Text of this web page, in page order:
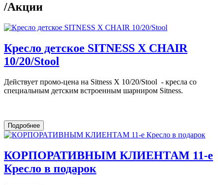
/Акции
Кресло детское SITNESS X CHAIR
10/20/Stool
Действует промо-цена на Sitness X 10/20/Stool - кресла со
специальным детским встроенным шарниром Sitness.
Подробнее
КОРПОРАТИВНЫМ КЛИЕНТАМ 11-е
Кресло в подарок